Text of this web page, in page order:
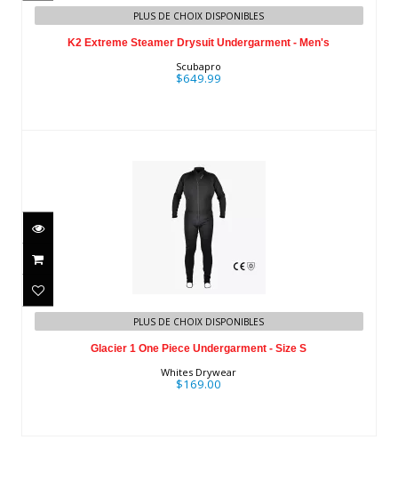
K2 Extreme Steamer Drysuit
Undergarment - Men's
$649.99
PLUS DE CHOIX DISPONIBLES
K2 Extreme Steamer Drysuit Undergarment - Men's
Scubapro
$649.99
Glacier 1 One Piece Undergarment -
Size S
$169.00
PLUS DE CHOIX DISPONIBLES
Glacier 1 One Piece Undergarment - Size S
Whites Drywear
$169.00